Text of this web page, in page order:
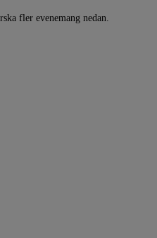
fler evenemang nedan.